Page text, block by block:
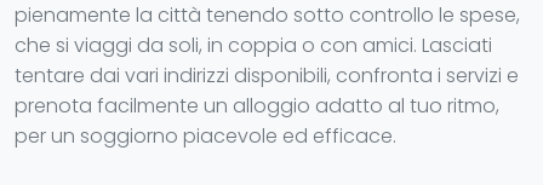
pienamente la città tenendo sotto controllo le spese,
che si viaggi da soli, in coppia o con amici. Lasciati
tentare dai vari indirizzi disponibili, confronta i servizi e
prenota facilmente un alloggio adatto al tuo ritmo,
per un soggiorno piacevole ed efficace.